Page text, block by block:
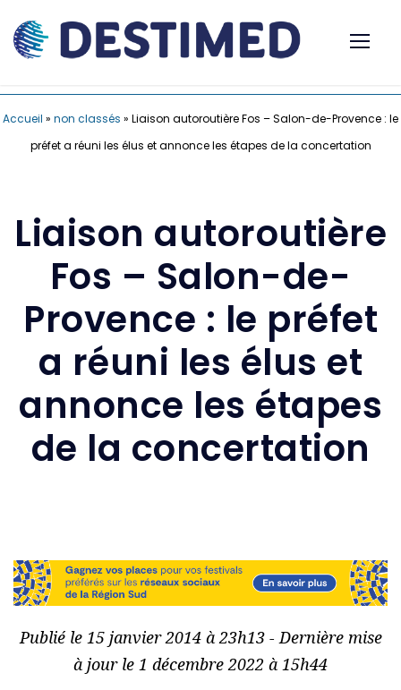
Accueil » non classés » Liaison autoroutière Fos – Salon-de-Provence : le
préfet a réuni les élus et annonce les étapes de la concertation
Liaison autoroutière
Fos – Salon-de-
Provence : le préfet
a réuni les élus et
annonce les étapes
de la concertation
Publié le 15 janvier 2014 à 23h13 - Dernière mise
à jour le 1 décembre 2022 à 15h44